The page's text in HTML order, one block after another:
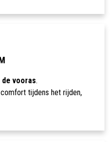
vooras.
tijdens het rijden,